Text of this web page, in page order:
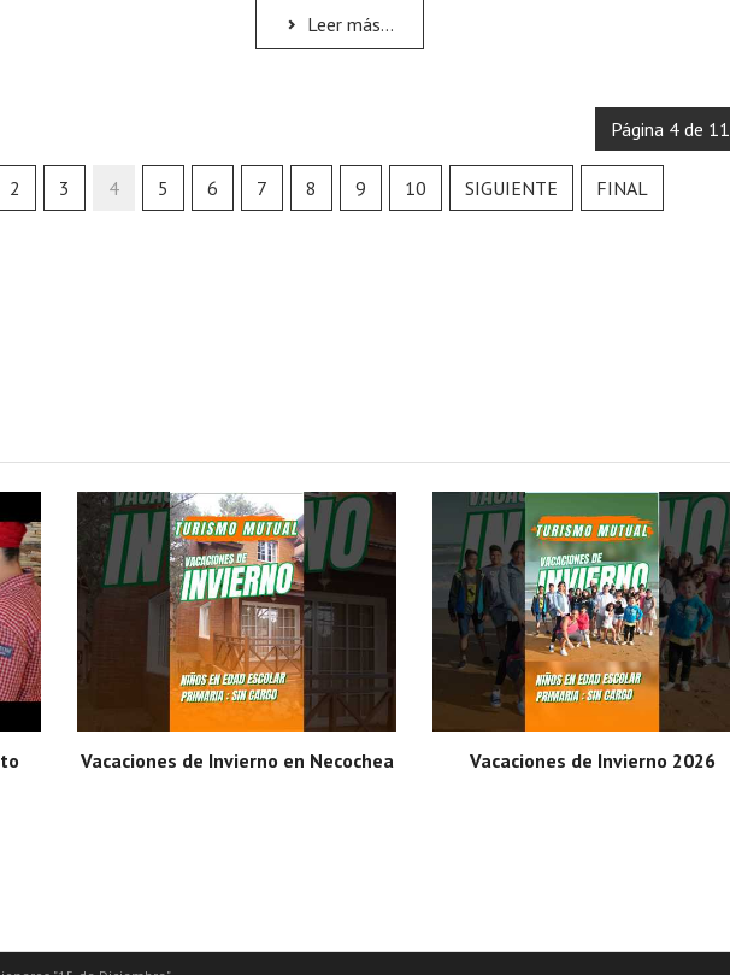
Leer más...
Página 4 de 11
2 3 4 5 6 7 8 9 10 SIGUIENTE FINAL
Vacaciones de Invierno en Necochea Vacaciones de Invierno 2026